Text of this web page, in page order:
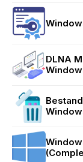
DLNA